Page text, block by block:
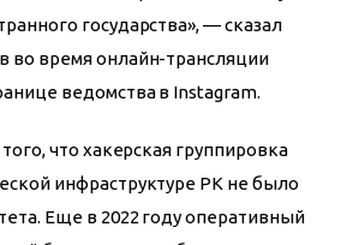
государства», — сказал
во время онлайн-трансляции
ведомства в Instagram.
что хакерская группировка
инфраструктуре РК не было
Еще в 2022 году оперативный